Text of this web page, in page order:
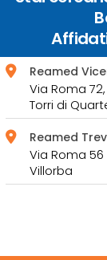
Reamed
Via Roma 72,
Torri di
Reamed
Via Roma 56
Villorba